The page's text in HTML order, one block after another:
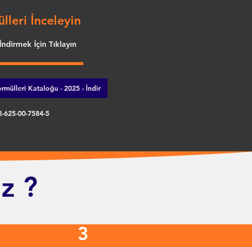
İnceleyin
İçin Tıklayın
Kataloğu - 2025 - İndir
625-00-7584-5
?
3